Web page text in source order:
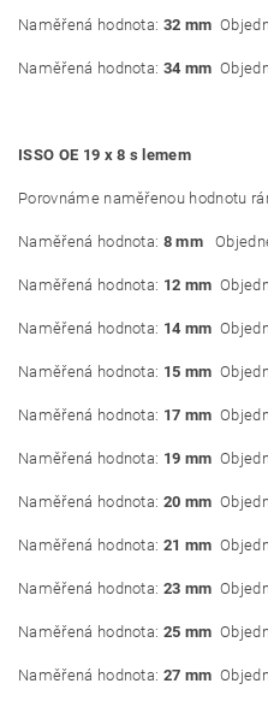
Naměřená hodnota: 32 mm
Naměřená hodnota: 34 mm
ISSO OE 19 x 8 s lemem
Porovnáme naměřenou hodnotu
Naměřená hodnota: 8 mm
Naměřená hodnota: 12 mm
Naměřená hodnota: 14 mm
Naměřená hodnota: 15 mm
Naměřená hodnota: 17 mm
Naměřená hodnota: 19 mm
Naměřená hodnota: 20 mm
Naměřená hodnota: 21 mm
Naměřená hodnota: 23 mm
Naměřená hodnota: 25 mm
Naměřená hodnota: 27 mm